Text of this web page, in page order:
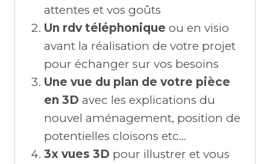
attentes et vos goûts
Un rdv téléphonique ou en visio
avant la réalisation de votre projet
pour échanger sur vos besoins
Une vue du plan de votre pièce
en 3D avec les explications du
nouvel aménagement, position de
potentielles cloisons etc…
3x vues 3D pour illustrer et vous